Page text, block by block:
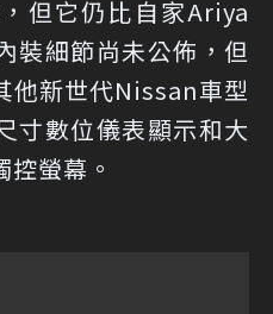
但它仍比自家Ariya
裝細節尚未公佈，但
他新世代Nissan車型
寸數位儀表顯示和大
螢幕。